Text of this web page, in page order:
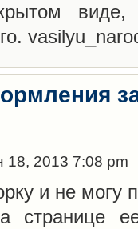
18, 2013 7:08 pm
и не могу
странице